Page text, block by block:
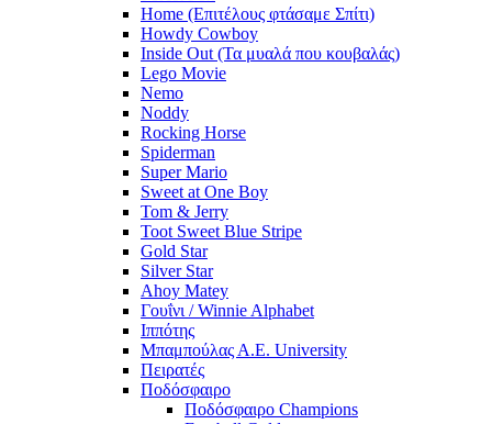
Home (Επιτέλους φτάσαμε Σπίτι)
Howdy Cowboy
Inside Out (Τα μυαλά που κουβαλάς)
Lego Movie
Nemo
Noddy
Rocking Horse
Spiderman
Super Mario
Sweet at One Boy
Tom & Jerry
Toot Sweet Blue Stripe
Gold Star
Silver Star
Ahoy Matey
Γουΐνι / Winnie Alphabet
Ιππότης
Μπαμπούλας Α.Ε. University
Πειρατές
Ποδόσφαιρο
Ποδόσφαιρο Champions